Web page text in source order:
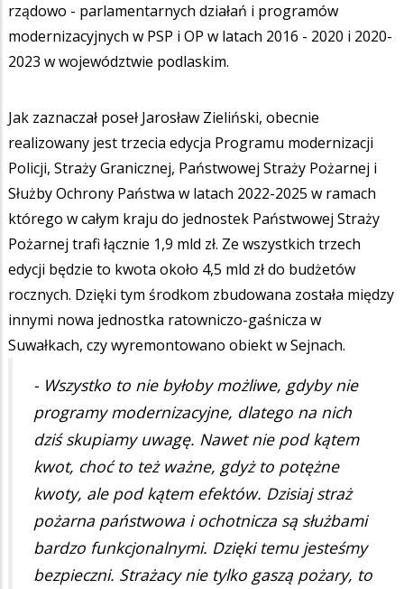
rządowo - parlamentarnych działań i programów
modernizacyjnych w PSP i OP w latach 2016 - 2020 i 2020-
2023 w województwie podlaskim.
Jak zaznaczał poseł Jarosław Zieliński, obecnie
realizowany jest trzecia edycja Programu modernizacji
Policji, Straży Granicznej, Państwowej Straży Pożarnej i
Służby Ochrony Państwa w latach 2022-2025 w ramach
którego w całym kraju do jednostek Państwowej Straży
Pożarnej trafi łącznie 1,9 mld zł. Ze wszystkich trzech
edycji będzie to kwota około 4,5 mld zł do budżetów
rocznych. Dzięki tym środkom zbudowana została między
innymi nowa jednostka ratowniczo-gaśnicza w
Suwałkach, czy wyremontowano obiekt w Sejnach.
- Wszystko to nie byłoby możliwe, gdyby nie
programy modernizacyjne, dlatego na nich
dziś skupiamy uwagę. Nawet nie pod kątem
kwot, choć to też ważne, gdyż to potężne
kwoty, ale pod kątem efektów. Dzisiaj straż
pożarna państwowa i ochotnicza są służbami
bardzo funkcjonalnymi. Dzięki temu jesteśmy
bezpieczni. Strażacy nie tylko gaszą pożary, to